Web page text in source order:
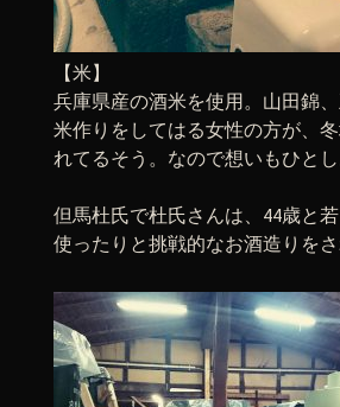
【米】
兵庫県産の酒米を使用。山田錦、
米作りをしてはる女性の方が、
れてるそう。なので想いもひとし
但馬杜氏で杜氏さんは、44歳と
使ったりと挑戦的なお酒造りをさ